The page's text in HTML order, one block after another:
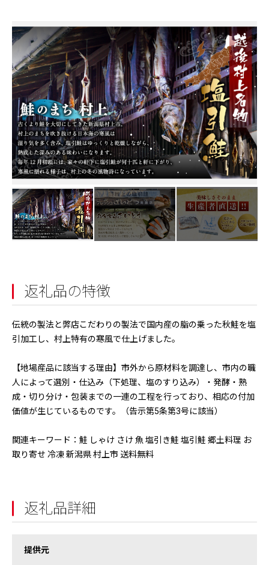
返礼品の特徴
伝統の製法と弊店こだわりの製法で国内産の脂の乗った秋鮭を塩
引加工し、村上特有の寒風で仕上げました。
【地場産品に該当する理由】市外から原材料を調達し、市内の職
人によって選別・仕込み（下処理、塩のすり込み）・発酵・熟
成・切り分け・包装までの一連の工程を行っており、相応の付加
価値が生じているものです。（告示第5条第3号に該当）
関連キーワード：鮭 しゃけ さけ 魚 塩引き鮭 塩引鮭 郷土料理 お
取り寄せ 冷凍 新潟県 村上市 送料無料
返礼品詳細
提供元